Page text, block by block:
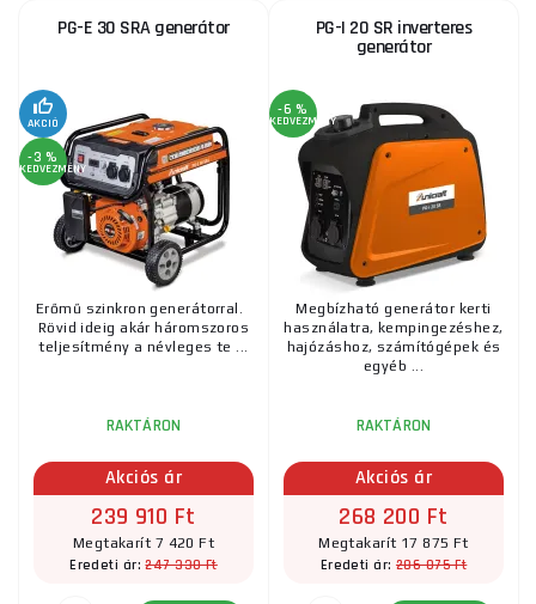
PG-E 30 SRA generátor
AKCIÓ
-3 %
KEDVEZMÉNY
Erőmű szinkron generátorral.
Rövid ideig akár háromszoros
teljesítmény a névleges te ...
RAKTÁRON
Akciós ár
239 910 Ft
Megtakarít 7 420 Ft
Eredeti ár:247 330 Ft
PG-I 20 SR inverteres
generátor
-6 %
KEDVEZMÉNY
Megbízható generátor kerti
használatra, kempingezéshez,
hajózáshoz, számítógépek és
egyéb ...
RAKTÁRON
Akciós ár
268 200 Ft
Megtakarít 17 875 Ft
Eredeti ár: 286 075 Ft